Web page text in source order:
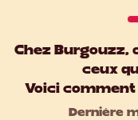
Chez Burgouzz,
ceux
Voici comment
Dernière